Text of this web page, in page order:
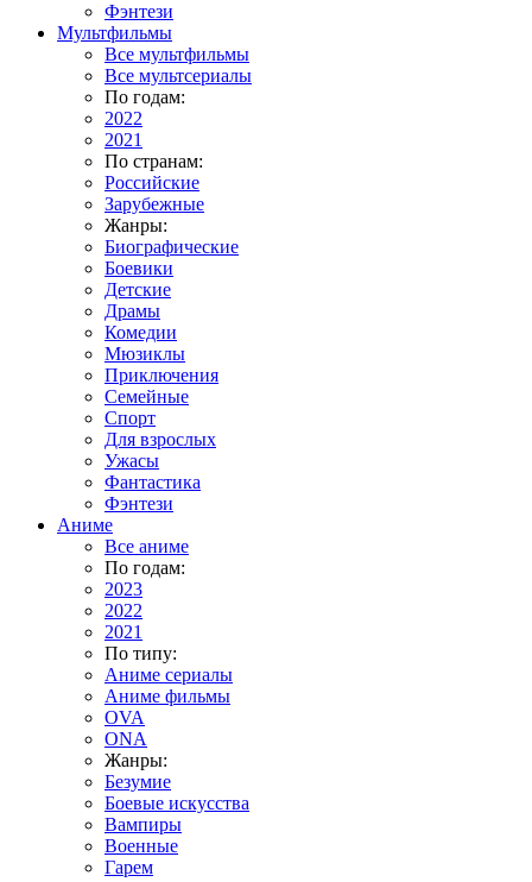
Фэнтези
Мультфильмы
Все мультфильмы
Все мультсериалы
По годам:
2022
2021
По странам:
Российские
Зарубежные
Жанры:
Биографические
Боевики
Детские
Драмы
Комедии
Мюзиклы
Приключения
Семейные
Спорт
Для взрослых
Ужасы
Фантастика
Фэнтези
Аниме
Все аниме
По годам:
2023
2022
2021
По типу:
Аниме сериалы
Аниме фильмы
OVA
ONA
Жанры:
Безумие
Боевые искусства
Вампиры
Военные
Гарем